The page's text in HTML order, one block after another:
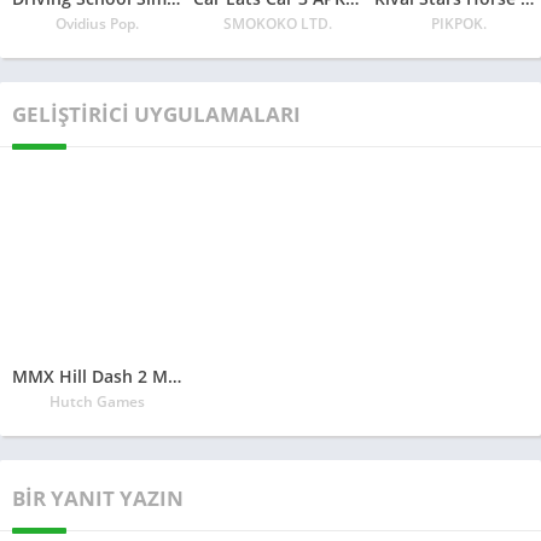
Gaming tarafından geliştirildi ve bu kısa süre içerisinde
milyonlarca oyuncuyu kapsamıştır.
Bu oyunda tüm favori arabalarınızın keyfini çıkarabilir ve bazı
pahalı kaynaklarla en sevdiğiniz değişikliklerle kendi süper
En sevdiğiniz oyunları yalnızca PC, Play Station ve XBOX gibi
etkili Android oyunlarını oynamakla da uyumludur.
Ovidius Pop. SMOKOKO LTD. PIKPOK.
GELIŞTIRICI UYGULAMALARI
MMX Hill Dash 2 MOD APK indir – Offroad Truc
Hutch Games
BIR YANIT YAZIN